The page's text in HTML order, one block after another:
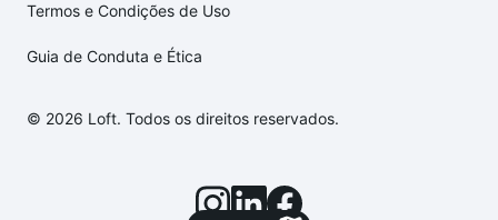
Termos e Condições de Uso
Guia de Conduta e Ética
© 2026 Loft. Todos os direitos reservados.